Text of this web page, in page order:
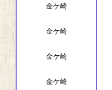
金ケ崎
金ケ崎
金ケ崎
金ケ崎